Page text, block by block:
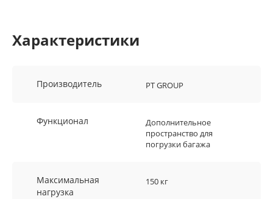
Характеристики
Производитель PT GROUP
Функционал
Дополнительное
пространство для
погрузки багажа
Максимальная
нагрузка
150 кг